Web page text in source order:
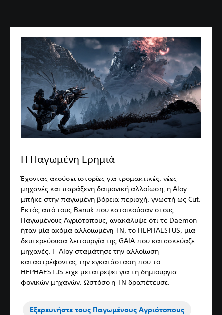
Η Παγωμένη Ερημιά
Έχοντας ακούσει ιστορίες για τρομακτικές, νέες
μηχανές και παράξενη δαιμονική αλλοίωση, η Aloy
μπήκε στην παγωμένη βόρεια περιοχή, γνωστή ως Cut.
Εκτός από τους Banuk που κατοικούσαν στους
Παγωμένους Αγριότοπους, ανακάλυψε ότι το Daemon
ήταν μία ακόμα αλλοιωμένη ΤΝ, το HEPHAESTUS, μια
δευτερεύουσα λειτουργία της GAIA που κατασκεύαζε
μηχανές. Η Aloy σταμάτησε την αλλοίωση
καταστρέφοντας την εγκατάσταση που το
HEPHAESTUS είχε μετατρέψει για τη δημιουργία
φονικών μηχανών. Ωστόσο η ΤΝ δραπέτευσε.
Εξερευνήστε τους Παγωμένους Αγριότοπους